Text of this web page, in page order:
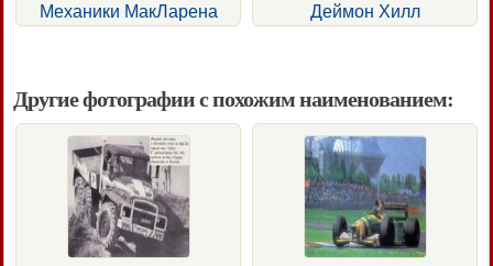
Механики МакЛарена Деймон Хилл
Другие фотографии с похожим наименованием: